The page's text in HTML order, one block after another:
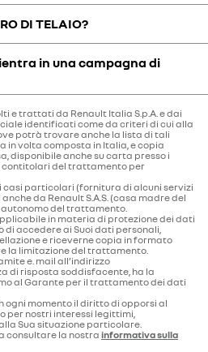
un prodotto che presenta un
sicurezza o in ambito normativo,
interessato dalla
avvisati tramite comunicazione
Renault.
DI TELAIO?
17 caratteri, è riportato sulla carta di
2 al rigo (E ), o sulla parte
in una campagna di
concessionaria di fiducia, che si
gratuito e tempestivo.
e trattati da Renault Italia S.p.A. e dai
identificati come da criteri di cui alla
potrà trovare anche la lista di tali
in volta composta in Italia, e copia
disponibile anche su carta presso i
contitolari del trattamento per
casi particolari (fornitura di alcuni servizi
da Renault S.A.S. (casa madre del
del trattamento.
in materia di protezione dei dati
di accedere ai Suoi dati personali,
e riceverne copia in formato
la limitazione del trattamento.
e. mail all’indirizzo
di risposta soddisfacente, ha la
al Garante per il trattamento dei dati
ogni momento il diritto di opporsi al
per nostri interessi legittimi,
Sua situazione particolare.
consultare la nostra informativa sulla